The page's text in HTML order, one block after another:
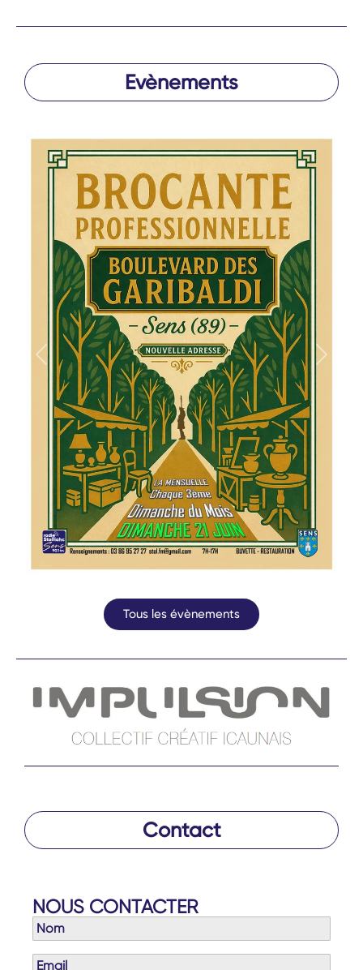
Evènements
Précédent
Tous les évènements
Contact
NOUS CONTACTER